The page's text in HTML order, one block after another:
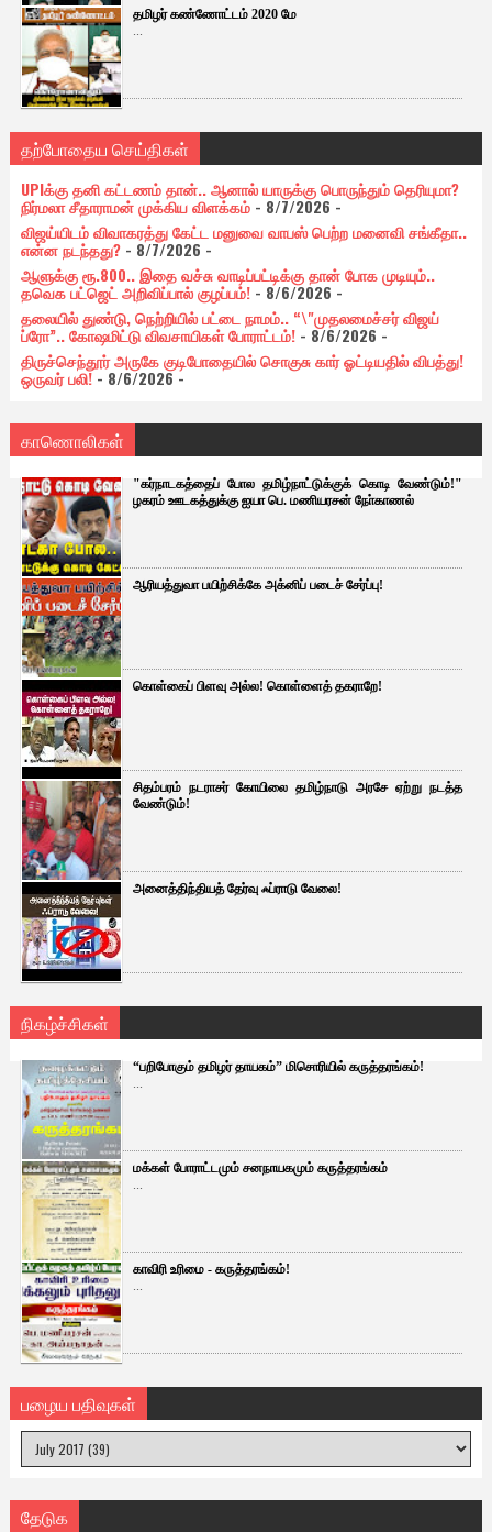
தமிழர் கண்ணோட்டம் 2020 மே
...
தற்போதைய செய்திகள்
UPIக்கு தனி கட்டணம் தான்.. ஆனால் யாருக்கு பொருந்தும் தெரியுமா?
நிர்மலா சீதாராமன் முக்கிய விளக்கம்- 8/7/2026 -
விஜய்யிடம் விவாகரத்து கேட்ட மனுவை வாபஸ் பெற்ற மனைவி சங்கீதா..
என்ன நடந்தது?- 8/7/2026 -
ஆளுக்கு ரூ.800.. இதை வச்சு வாடிப்பட்டிக்கு தான் போக முடியும்..
தவெக பட்ஜெட் அறிவிப்பால் குழப்பம்!- 8/6/2026 -
தலையில் துண்டு, நெற்றியில் பட்டை நாமம்.. “\"முதலமைச்சர் விஜய்
ப்ரோ”.. கோஷமிட்டு விவசாயிகள் போராட்டம்!- 8/6/2026 -
திருச்செந்தூர் அருகே குடிபோதையில் சொகுசு கார் ஓட்டியதில் விபத்து!
ஒருவர் பலி!- 8/6/2026-
காணொலிகள்
"கர்நாடகத்தைப் போல தமிழ்நாட்டுக்குக் கொடி வேண்டும்!"
ழகரம் ஊடகத்துக்கு ஐயா பெ. மணியரசன் நோ்காணல்
ஆரியத்துவா பயிற்சிக்கே அக்னிப் படைச் சேர்ப்பு!
கொள்கைப் பிளவு அல்ல! கொள்ளைத் தகராறே!
சிதம்பரம் நடராசர் கோயிலை தமிழ்நாடு அரசே ஏற்று நடத்த
வேண்டும்!
அனைத்திந்தியத் தேர்வு ஃப்ராடு வேலை!
நிகழ்ச்சிகள்
“பறிபோகும் தமிழர் தாயகம்” மிசொரியில் கருத்தரங்கம்!
...
மக்கள் போராட்டமும் சனநாயகமும் கருத்தரங்கம்
...
காவிரி உரிமை - கருத்தரங்கம்!
...
பழைய பதிவுகள்
தேடுக